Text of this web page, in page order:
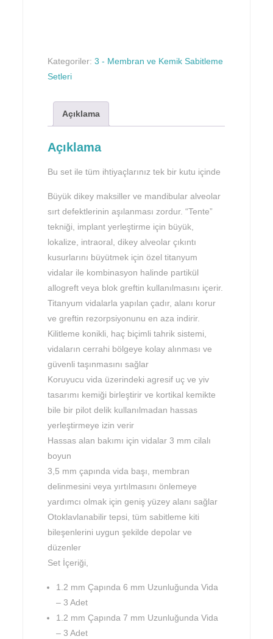
Kategoriler:3 - Membran ve Kemik Sabitleme
Setleri
Açıklama
Açıklama
Bu set ile tüm ihtiyaçlarınız tek bir kutu içinde
Büyük dikey maksiller ve mandibular alveolar
sırt defektlerinin aşılanması zordur. “Tente”
tekniği, implant yerleştirme için büyük,
lokalize, intraoral, dikey alveolar çıkıntı
kusurlarını büyütmek için özel titanyum
vidalar ile kombinasyon halinde partikül
allogreft veya blok greftin kullanılmasını içerir.
Titanyum vidalarla yapılan çadır, alanı korur
ve greftin rezorpsiyonunu en aza indirir.
Kilitleme konikli, haç biçimli tahrik sistemi,
vidaların cerrahi bölgeye kolay alınması ve
güvenli taşınmasını sağlar
Koruyucu vida üzerindeki agresif uç ve yiv
tasarımı kemiği birleştirir ve kortikal kemikte
bile bir pilot delik kullanılmadan hassas
yerleştirmeye izin verir
Hassas alan bakımı için vidalar 3 mm cilalı
boyun
3,5 mm çapında vida başı, membran
delinmesini veya yırtılmasını önlemeye
yardımcı olmak için geniş yüzey alanı sağlar
Otoklavlanabilir tepsi, tüm sabitleme kiti
bileşenlerini uygun şekilde depolar ve
düzenler
Set İçeriği,
1.2 mm Çapında 6 mm Uzunluğunda Vida
– 3 Adet
1.2 mm Çapında 7 mm Uzunluğunda Vida
– 3 Adet